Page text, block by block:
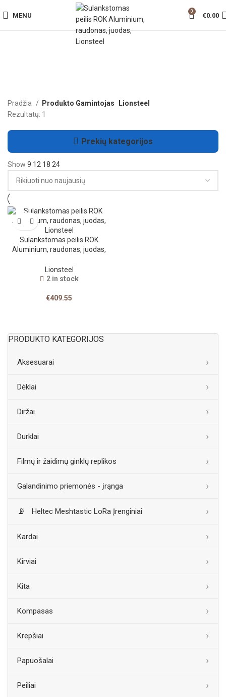
MENU
0
€0.00
PRODUKTO KATEGORIJOS
Aksesuarai
Dėklai
Diržai
Durklai
Filmų ir žaidimų ginklų replikos
Galandinimo priemonės - įrąnga
Heltec Meshtastic LoRa Įrenginiai
Kardai
Kirviai
Kita
Kompasas
Krepšiai
Papuošalai
Peiliai
Pradžia Produkto Gamintojas
Lionsteel
Rezultatų: 1
Prekių kategorijos
Show 9 12 18 24
Sulankstomas peilis ROK
Aluminium, raudonas, juodas,
Lionsteel
2 in stock
€409.55